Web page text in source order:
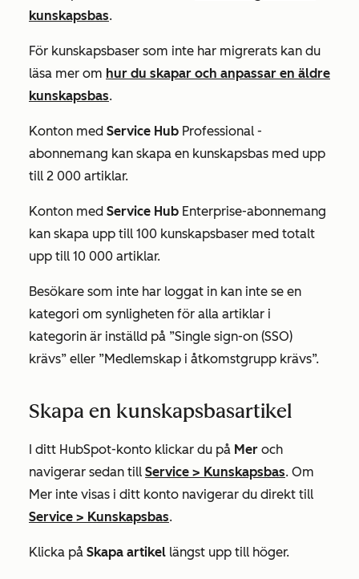
kunskapsbas.
För kunskapsbaser som inte har migrerats kan du
läsa mer om hur du skapar och anpassar en äldre
kunskapsbas.
Konton med Service Hub Professional -
abonnemang kan skapa en kunskapsbas med upp
till 2 000 artiklar.
Konton med Service Hub Enterprise-abonnemang
kan skapa upp till 100 kunskapsbaser med totalt
upp till 10 000 artiklar.
Besökare som inte har loggat in kan inte se en
kategori om synligheten för alla artiklar i
kategorin är inställd på ”Single sign-on (SSO)
krävs” eller ”Medlemskap i åtkomstgrupp krävs”.
Skapa en kunskapsbasartikel
I ditt HubSpot-konto klickar du på Mer och
navigerar sedan till Service > Kunskapsbas. Om
Mer inte visas i ditt konto navigerar du direkt till
Service > Kunskapsbas.
Klicka på Skapa artikel längst upp till höger.